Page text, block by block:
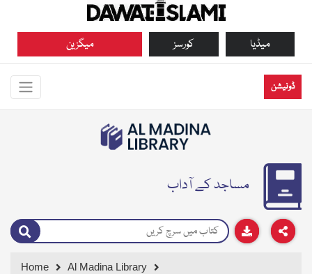
میگزین کورسز میڈیا
ڈونیشن
مساجد کے آداب
Home
Al Madina Library